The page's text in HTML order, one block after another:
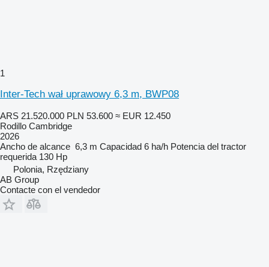
1
Inter-Tech wał uprawowy 6,3 m, BWP08
ARS 21.520.000 PLN 53.600 ≈ EUR 12.450
Rodillo Cambridge
2026
Ancho de alcance 6,3 m Capacidad 6 ha/h Potencia del tractor
requerida 130 Hp
Polonia, Rzędziany
AB Group
Contacte con el vendedor